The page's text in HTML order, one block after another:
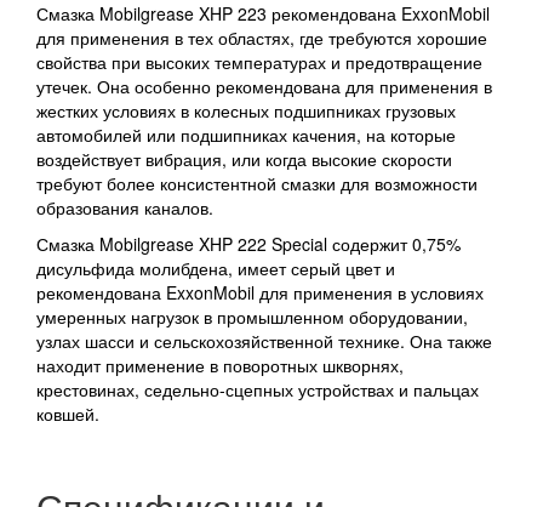
Смазка Mobilgrease XHP 223 рекомендована ExxonMobil
для применения в тех областях, где требуются хорошие
свойства при высоких температурах и предотвращение
утечек. Она особенно рекомендована для применения в
жестких условиях в колесных подшипниках грузовых
автомобилей или подшипниках качения, на которые
воздействует вибрация, или когда высокие скорости
требуют более консистентной смазки для возможности
образования каналов.
Смазка Mobilgrease XHP 222 Special содержит 0,75%
дисульфида молибдена, имеет серый цвет и
рекомендована ExxonMobil для применения в условиях
умеренных нагрузок в промышленном оборудовании,
узлах шасси и сельскохозяйственной технике. Она также
находит применение в поворотных шкворнях,
крестовинах, седельно-сцепных устройствах и пальцах
ковшей.